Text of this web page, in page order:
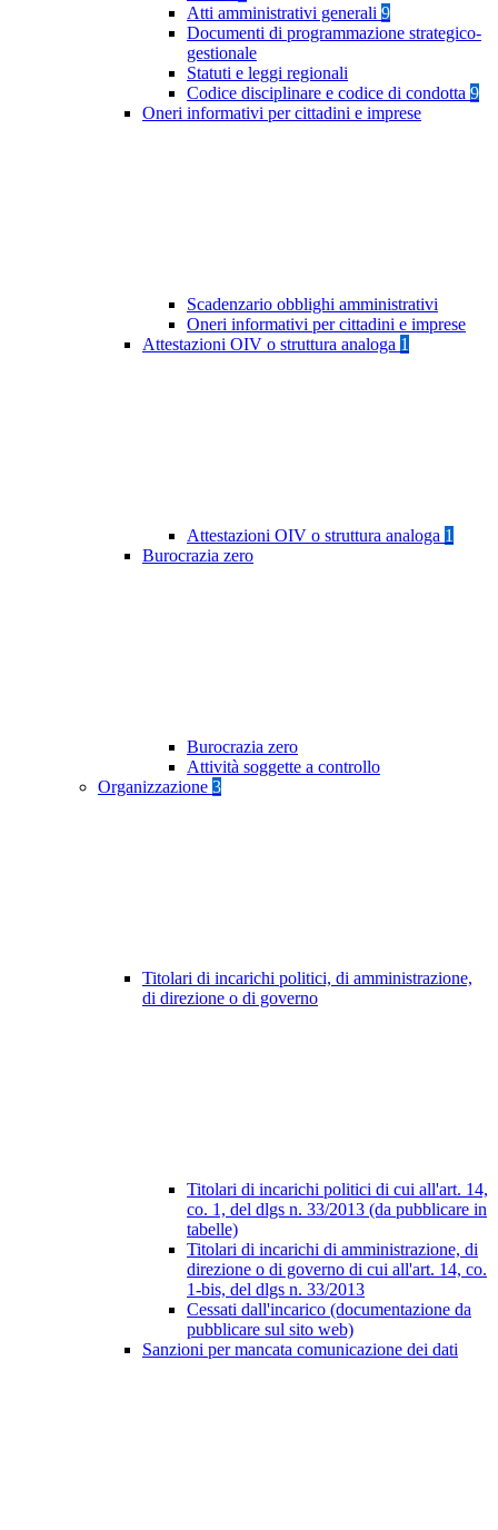
Atti amministrativi generali 9
Documenti di programmazione strategico-
gestionale
Statuti e leggi regionali
Codice disciplinare e codice di condotta 9
Oneri informativi per cittadini e imprese
Scadenzario obblighi amministrativi
Oneri informativi per cittadini e imprese
Attestazioni OIV o struttura analoga 1
Attestazioni OIV o struttura analoga 1
Burocrazia zero
Burocrazia zero
Attività soggette a controllo
Organizzazione 3
Titolari di incarichi politici, di amministrazione,
di direzione o di governo
Titolari di incarichi politici di cui all'art. 14,
co. 1, del dlgs n. 33/2013 (da pubblicare in
tabelle)
Titolari di incarichi di amministrazione, di
direzione o di governo di cui all'art. 14, co.
1-bis, del dlgs n. 33/2013
Cessati dall'incarico (documentazione da
pubblicare sul sito web)
Sanzioni per mancata comunicazione dei dati